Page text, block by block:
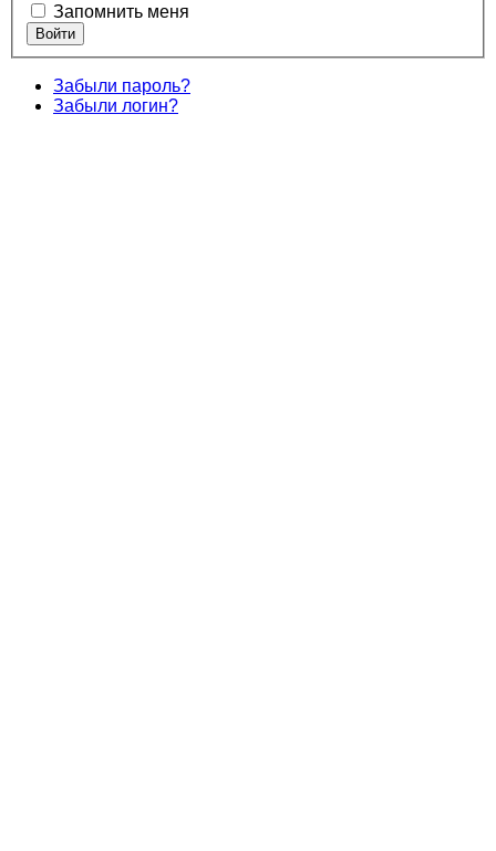
Запомнить меня
Забыли пароль?
Забыли логин?